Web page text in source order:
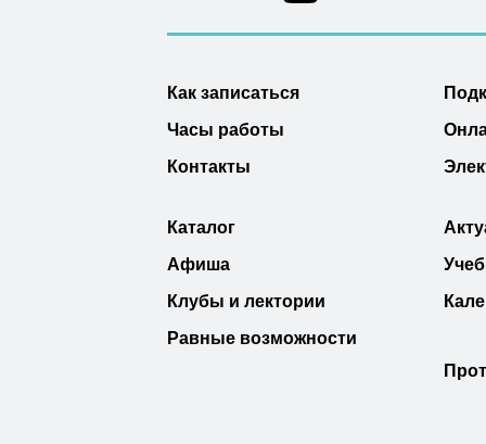
Как записаться
Часы работы
Контакты
Каталог
Афиша
Клубы и лектории
Равные возможности